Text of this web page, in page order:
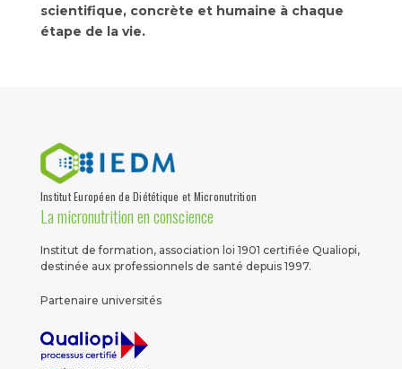
scientifique, concrète et humaine à chaque
étape de la vie.
Institut Européen de Diététique et Micronutrition
La micronutrition en conscience
Institut de formation, association loi 1901 certifiée Qualiopi,
destinée aux professionnels de santé depuis 1997.
Partenaire universités